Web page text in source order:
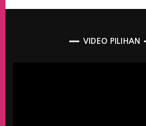
VIDEO PILIHAN